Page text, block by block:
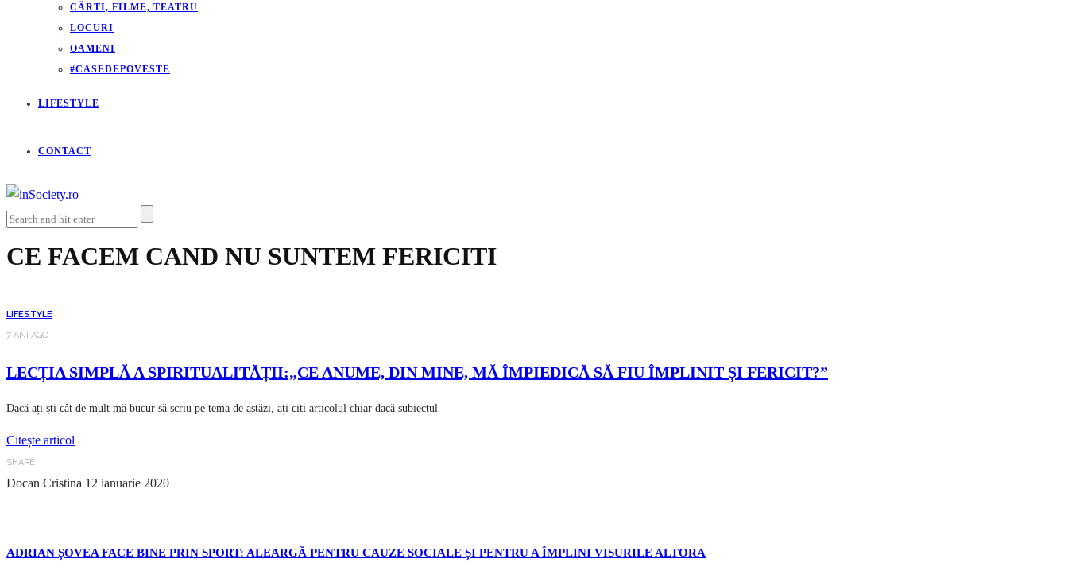
CĂRTI, FILME, TEATRU
LOCURI
OAMENI
#CASEDEPOVESTE
LIFESTYLE
CONTACT
CE FACEM CAND NU SUNTEM FERICITI
LIFESTYLE
7 ANI AGO
LECȚIA SIMPLĂ A SPIRITUALITĂȚII:„CE ANUME, DIN MINE, MĂ ÎMPIEDICĂ SĂ FIU ÎMPLINIT ȘI FERICIT?”
Dacă ați ști cât de mult mă bucur să scriu pe tema de astăzi, ați citi articolul chiar dacă subiectul
Citește articol
SHARE
Docan Cristina 12 ianuarie 2020
ADRIAN ȘOVEA FACE BINE PRIN SPORT: ALEARGĂ PENTRU CAUZE SOCIALE ȘI PENTRU A ÎMPLINI VISURILE ALTORA